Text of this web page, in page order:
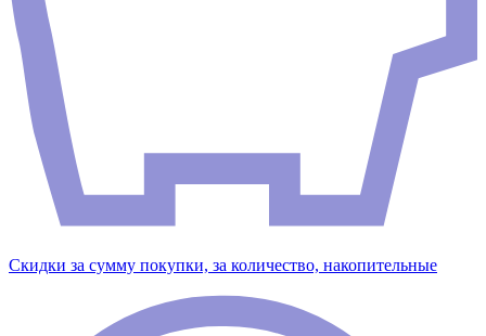
Скидки за сумму покупки, за количество, накопительные